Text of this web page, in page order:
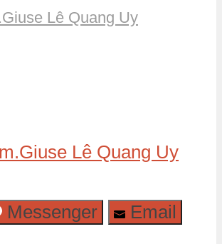
Lê Quang Uy
Lê Quang Uy
Messenger Email